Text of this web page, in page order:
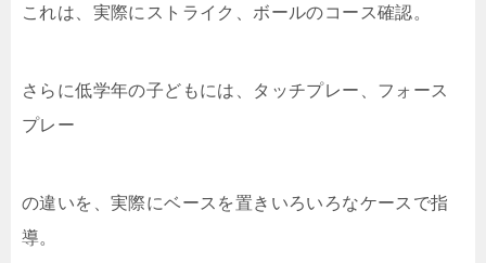
これは、実際にストライク、ボールのコース確認。
さらに低学年の子どもには、タッチプレー、フォース
プレー
の違いを、実際にベースを置きいろいろなケースで指
導。